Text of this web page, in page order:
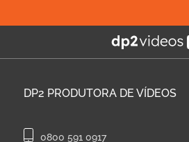
DP2 PRODUTORA DE VÍDEOS
0800 591 0917